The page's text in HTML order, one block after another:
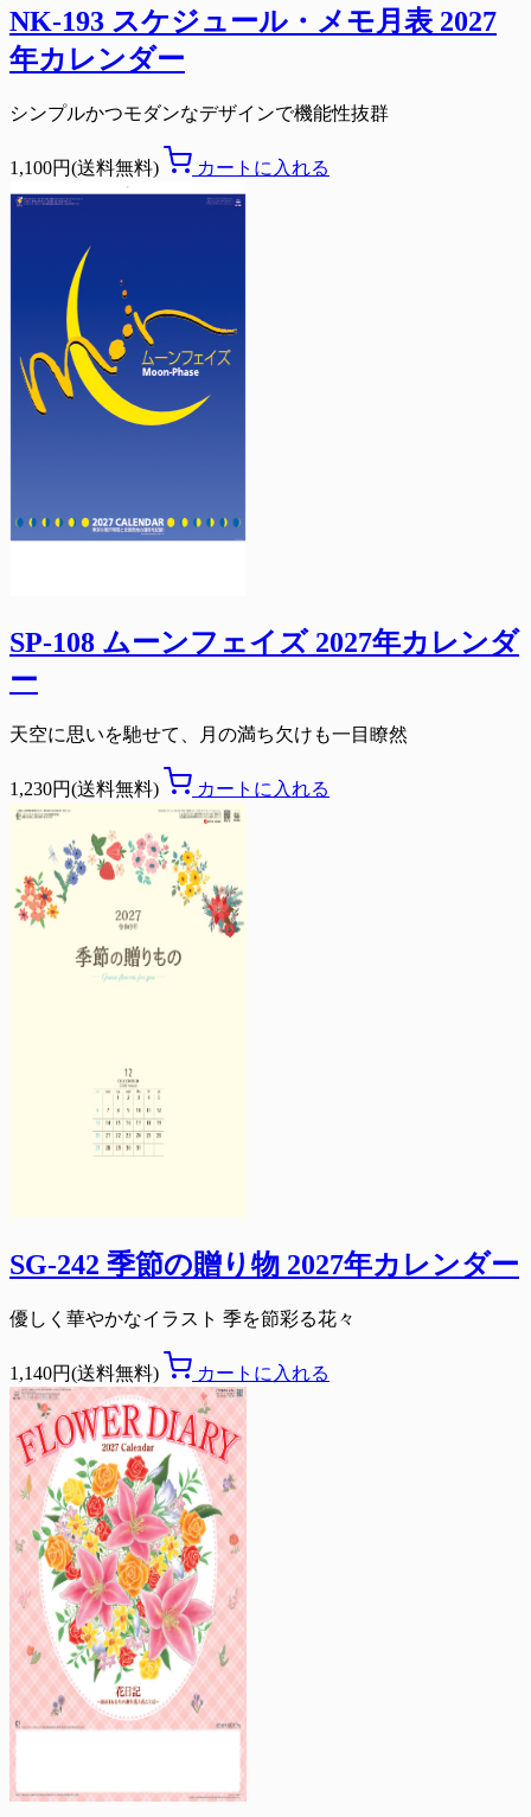
NK-193 スケジュール・メモ月表 2027
年カレンダー
シンプルかつモダンなデザインで機能性抜群
1,100円(送料無料) カートに入れる
SP-108 ムーンフェイズ 2027年カレンダ
ー
天空に思いを馳せて、月の満ち欠けも一目瞭然
1,230円(送料無料) カートに入れる
SG-242 季節の贈り物 2027年カレンダー
優しく華やかなイラスト 季を節彩る花々
1,140円(送料無料) カートに入れる